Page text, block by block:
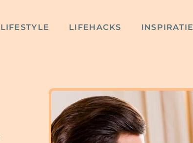
LIFESTYLE LIFEHACKS INSPIRATIE